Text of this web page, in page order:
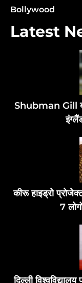
Bollywood
Latest
Shubman Gill
कीरू हाइड्रो
7
दिल्ली